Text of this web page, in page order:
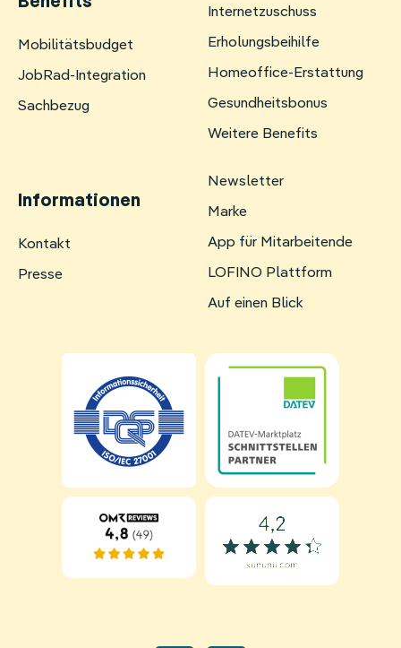
Navigation
überspringen
Mobilitätsbudget
JobRad-Integration
Sachbezug
Internetzuschuss
Erholungsbeihilfe
Homeoffice-Erstattung
Gesundheitsbonus
Weitere Benefits
Informationen
Navigation
überspringen
Kontakt
Presse
Newsletter
Marke
App für Mitarbeitende
LOFINO Plattform
Auf einen Blick